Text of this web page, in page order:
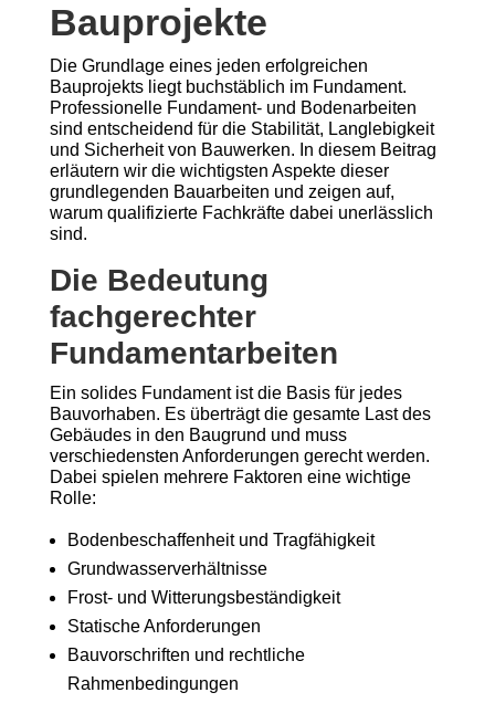
Bauprojekte
Die Grundlage eines jeden erfolgreichen
Bauprojekts liegt buchstäblich im Fundament.
Professionelle Fundament- und Bodenarbeiten
sind entscheidend für die Stabilität, Langlebigkeit
und Sicherheit von Bauwerken. In diesem Beitrag
erläutern wir die wichtigsten Aspekte dieser
grundlegenden Bauarbeiten und zeigen auf,
warum qualifizierte Fachkräfte dabei unerlässlich
sind.
Die Bedeutung
fachgerechter
Fundamentarbeiten
Ein solides Fundament ist die Basis für jedes
Bauvorhaben. Es überträgt die gesamte Last des
Gebäudes in den Baugrund und muss
verschiedensten Anforderungen gerecht werden.
Dabei spielen mehrere Faktoren eine wichtige
Rolle:
Bodenbeschaffenheit und Tragfähigkeit
Grundwasserverhältnisse
Frost- und Witterungsbeständigkeit
Statische Anforderungen
Bauvorschriften und rechtliche
Rahmenbedingungen